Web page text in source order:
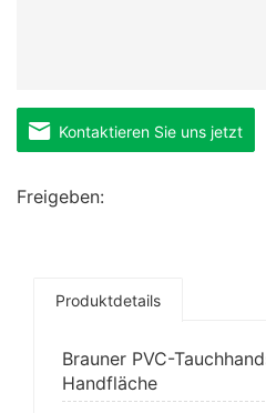
Kontaktieren Sie uns jetzt
Freigeben:
Produktdetails
Brauner PVC-
Handfläche